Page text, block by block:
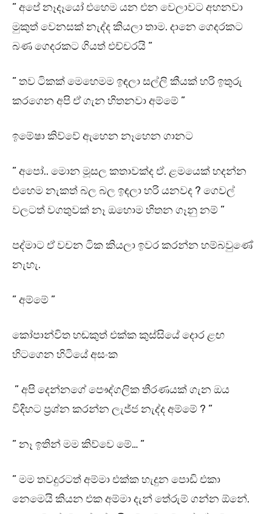
” අපේ නෑදෑයෝ එහෙම යන එන වෙලාවට අහනවා
මුකුත් වෙනසක් නැද්ද කියලා තාම. දානෙ ගෙදරකට
බණ ගෙදරකට ගියත් එච්චරයි ”
” තව ටිකක් මෙහෙමම ඉඳලා සල්ලි කීයක් හරි ඉතුරු
කරගෙන අපි ඒ ගැන හිතනවා අම්මේ ”
ඉමේෂා කිව්වේ ඇහෙන නෑහෙන ගානට
” අපෝ.. මොන මූසල කතාවක්ද ඒ. ළමයෙක් හදන්න
එහෙම නැකත් බල බල ඉඳලා හරි යනවද ? ගෙවල්
වලටත් වගතුවක් නෑ ඔහොම හිතන ගෑනු නම් ”
පද්මාට ඒ වචන ටික කියලා ඉවර කරන්න හම්බවුණේ
නැහැ.
” අම්මේ ”
කෝපාන්විත හඬකුත් එක්ක කුස්සියේ දොර ළඟ
හිටගෙන හිටියේ අසංක
” අපි දෙන්නගේ පෞද්ගලික තීරණයක් ගැන ඔය
විදිහට ප්‍රශ්න කරන්න ලැජ්ජ නැද්ද අම්මේ ? ”
” නෑ ඉතින් මම කිව්වෙ මේ… ”
” මම තවදුරටත් අම්මා එක්ක හැදුන පොඩි එකා
නෙමෙයි කියන එක අම්මා දැන් තේරුම් ගන්න ඕනේ.